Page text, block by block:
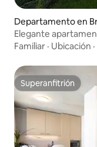
Departamento en
Elegante
Familiar · Ubicación ·
Superanfitrión
Superanfitrión